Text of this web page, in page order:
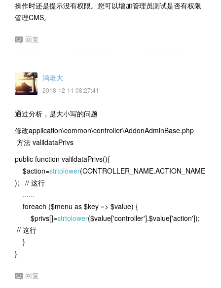
操作时还是提示没有权限。您可以增加管理员测试是否有权限
管理CMS。
回复
鸿老大
2018-12-11 08:27:41
通过分析，是大小写的问题
修改application\common\controller\AddonAdminBase.php
方法 valildataPrivs
public function valildataPrivs(){
$action=strtolower(CONTROLLER_NAME.ACTION_NAME
); // 这行
......
foreach ($menu as $key => $value) {
$privs[]=strtolower($value['controller'].$value['action']);
// 这行
}
}
回复